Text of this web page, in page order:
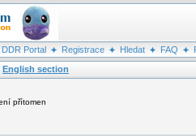
DDR Portal Registrace Hledat FAQ
English section
přítomen